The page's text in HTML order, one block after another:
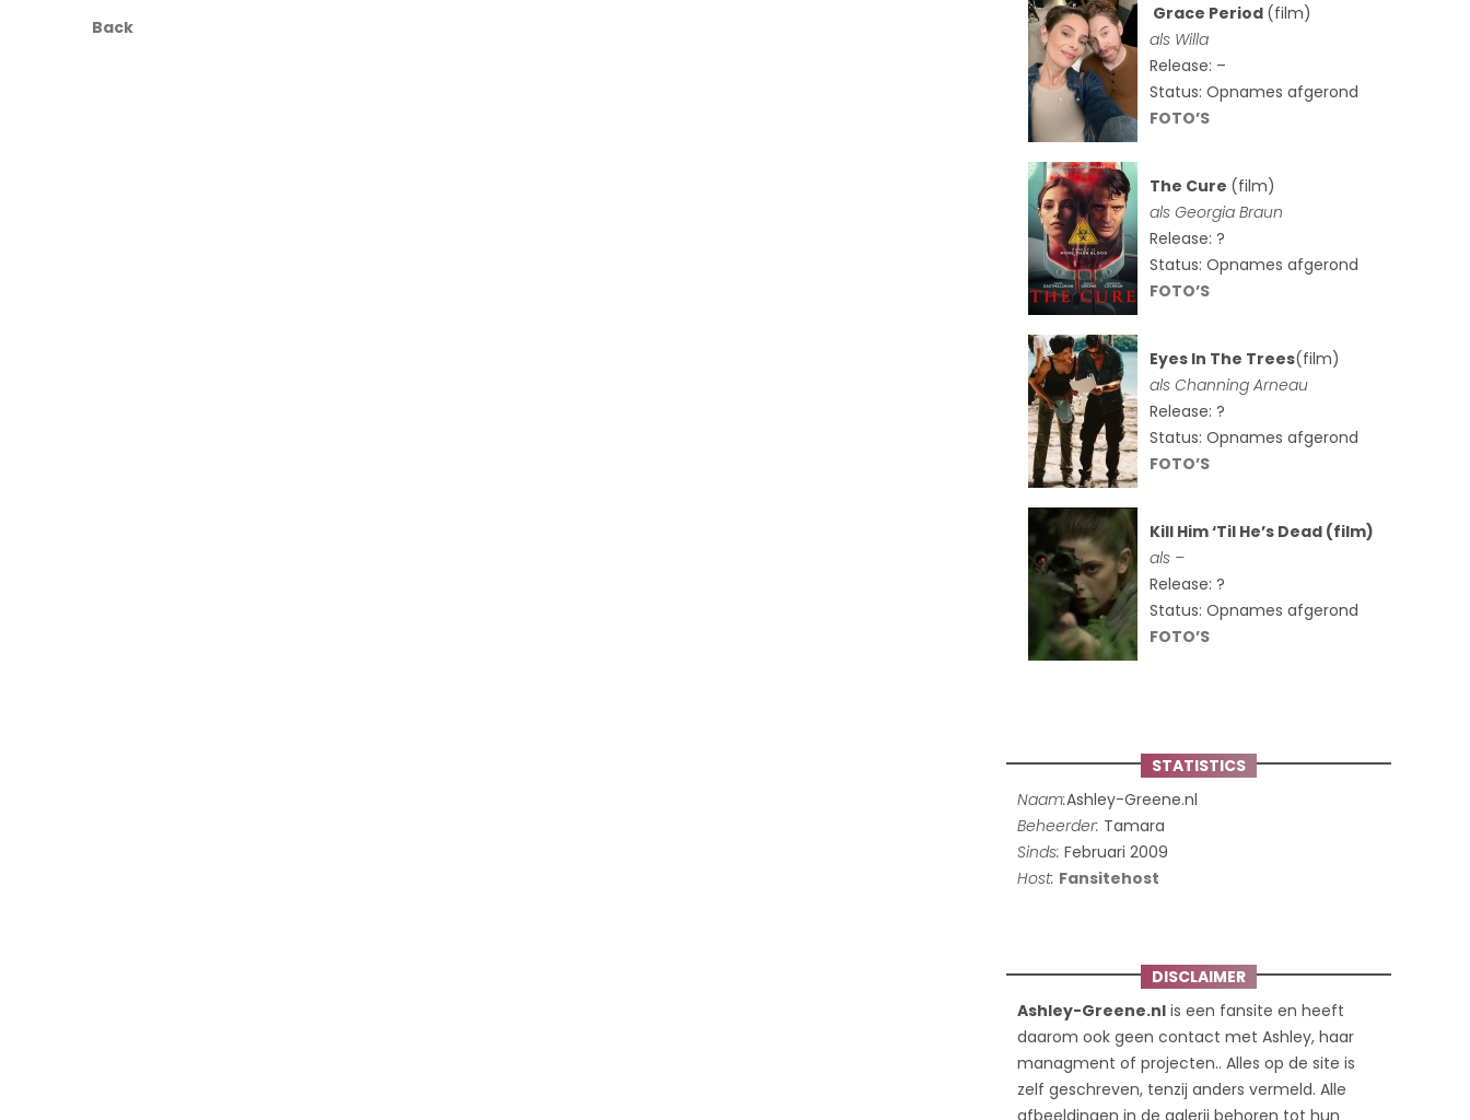
Grace Period (film)
als Willa
Release: –
Status: Opnames afgerond
FOTO’S
The Cure (film)
alsGeorgia Braun
Release: ?
Status: Opnames afgerond
FOTO’S
Eyes In The Trees(film)
als Channing Arneau
Release: ?
Status: Opnames afgerond
FOTO’S
Kill Him ‘Til He’s Dead (film)
als –
Release: ?
Status: Opnames afgerond
FOTO’S
STATISTICS
Naam:Ashley-Greene.nl
Beheerder: Tamara
Sinds: Februari 2009
Host: Fansitehost
DISCLAIMER
Ashley-Greene.nl is een fansite en heeft
daarom ook geen contact met Ashley, haar
managment of projecten.. Alles op de site is
zelf geschreven, tenzij anders vermeld. Alle
afbeeldingen in de galerij behoren tot hun
Back